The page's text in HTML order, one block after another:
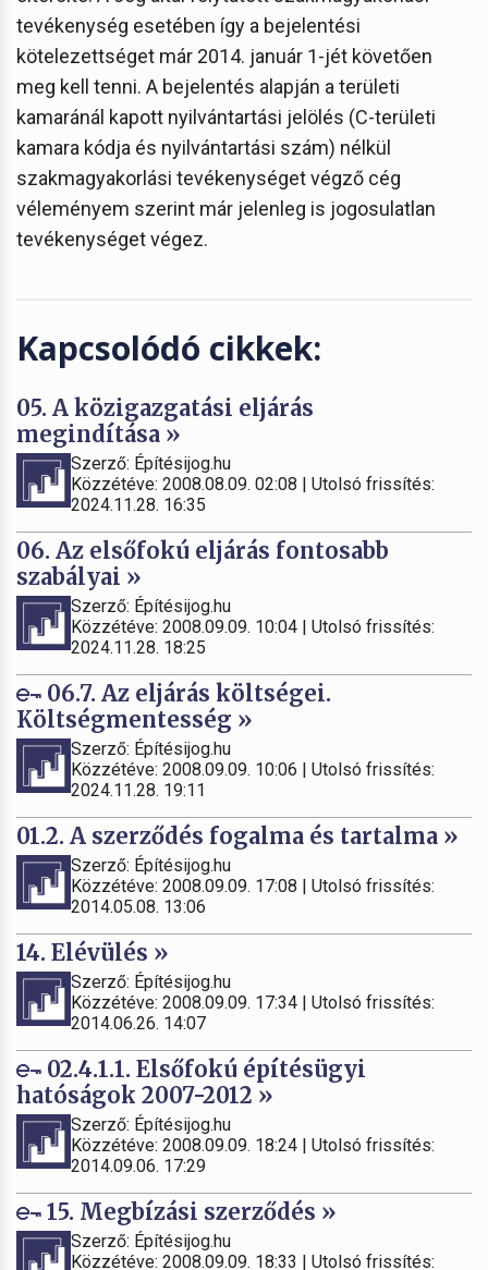
tevékenység esetében így a bejelentési
kötelezettséget már 2014. január 1-jét követően
meg kell tenni. A bejelentés alapján a területi
kamaránál kapott nyilvántartási jelölés (C-területi
kamara kódja és nyilvántartási szám) nélkül
szakmagyakorlási tevékenységet végző cég
véleményem szerint már jelenleg is jogosulatlan
tevékenységet végez.
Kapcsolódó cikkek:
05. A közigazgatási eljárás
megindítása »
Szerző: Építésijog.hu
Közzétéve: 2008.08.09. 02:08 | Utolsó frissítés:
2024.11.28. 16:35
06. Az elsőfokú eljárás fontosabb
szabályai »
Szerző: Építésijog.hu
Közzétéve: 2008.09.09. 10:04 | Utolsó frissítés:
2024.11.28. 18:25
06.7. Az eljárás költségei.
Költségmentesség »
Szerző: Építésijog.hu
Közzétéve: 2008.09.09. 10:06 | Utolsó frissítés:
2024.11.28. 19:11
01.2. A szerződés fogalma és tartalma »
Szerző: Építésijog.hu
Közzétéve: 2008.09.09. 17:08 | Utolsó frissítés:
2014.05.08. 13:06
14. Elévülés »
Szerző: Építésijog.hu
Közzétéve: 2008.09.09. 17:34 | Utolsó frissítés:
2014.06.26. 14:07
02.4.1.1. Elsőfokú építésügyi
hatóságok 2007-2012 »
Szerző: Építésijog.hu
Közzétéve: 2008.09.09. 18:24 | Utolsó frissítés:
2014.09.06. 17:29
15. Megbízási szerződés »
Szerző: Építésijog.hu
Közzétéve: 2008.09.09. 18:33 | Utolsó frissítés: